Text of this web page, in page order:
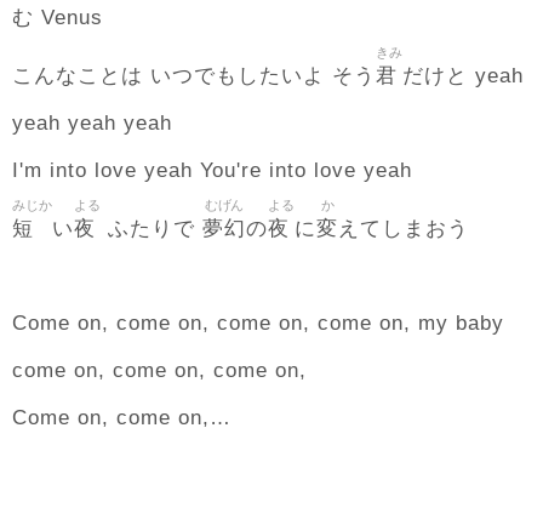
む Venus
こんなことは いつでもしたいよ そう 君
きみ
だけと yeah
yeah yeah yeah
I'm into love yeah You're into love yeah
短
みじか
い夜
よる
ふたりで 夢幻
むげん
の夜
よる
に変
か
えてしまおう
Come on, come on, come on, come on, my baby
come on, come on, come on,
Come on, come on,…